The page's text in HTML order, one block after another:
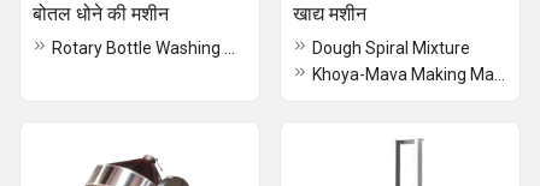
बोतल धोने की मशीन खाद्य मशीन
Dough Spiral Mixture